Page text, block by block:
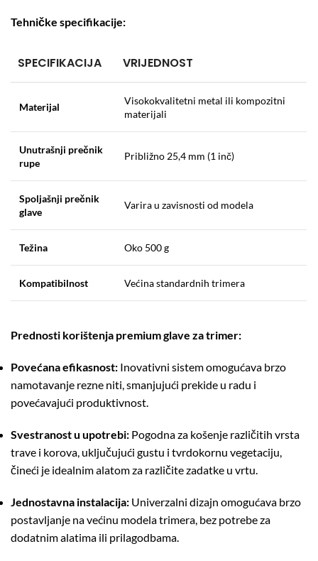
Tehničke specifikacije:
SPECIFIKACIJA VRIJEDNOST
Materijal
Visokokvalitetni metal ili kompozitni
materijali
Unutrašnji prečnik
rupe
Približno 25,4 mm (1 inč)
Spoljašnji prečnik
glave
Varira u zavisnosti od modela
Težina Oko 500 g
Kompatibilnost Većina standardnih trimera
Prednosti korištenja premium glave za trimer:
Povećana efikasnost: Inovativni sistem omogućava brzo
namotavanje rezne niti, smanjujući prekide u radu i
povećavajući produktivnost.
Svestranost u upotrebi: Pogodna za košenje različitih vrsta
trave i korova, uključujući gustu i tvrdokornu vegetaciju,
čineći je idealnim alatom za različite zadatke u vrtu.
Jednostavna instalacija: Univerzalni dizajn omogućava brzo
postavljanje na većinu modela trimera, bez potrebe za
dodatnim alatima ili prilagodbama.